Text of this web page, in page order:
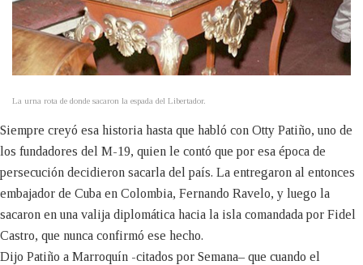
La urna rota de donde sacaron la espada del Libertador.
Siempre creyó esa historia hasta que habló con Otty Patiño, uno de
los fundadores del M-19, quien le contó que por esa época de
persecución decidieron sacarla del país. La entregaron al entonces
embajador de Cuba en Colombia, Fernando Ravelo, y luego la
sacaron en una valija diplomática hacia la isla comandada por Fidel
Castro, que nunca confirmó ese hecho.
Dijo Patiño a Marroquín -citados por Semana– que cuando el